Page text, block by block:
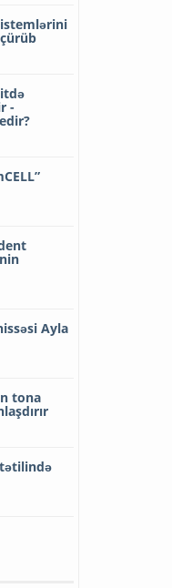
-
Ayla
tona